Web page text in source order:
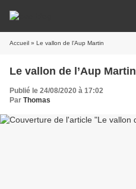
Accueil » Le vallon de l’Aup Martin
Le vallon de l’Aup Martin
Publié le 24/08/2020 à 17:02
Par Thomas